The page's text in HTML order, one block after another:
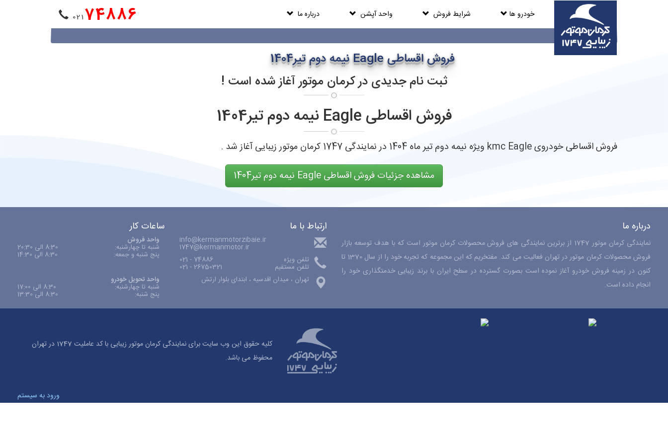
خودرو ها شرایط فروش واحد آپشن درباره ما 02174886
فروش اقساطی Eagle نیمه دوم تیر1404
ثبت نام جدیدی در کرمان موتور آغاز شده است !
فروش اقساطی Eagle نیمه دوم تیر1404
فروش اقساطی خودروی kmc Eagle ویژه نیمه دوم تیر ماه 1404 در نمایندگی 1747 کرمان موتور زیبایی آغاز شد .
مشاهده جزئیات فروش اقساطی Eagle نیمه دوم تیر1404
درباره ما
نمایندگی کرمان موتور 1747 از برترین نمایندگی های فروش محصولات کرمان موتور است که با هدف توسعه بازار
فروش محصولات کرمان موتور در تهران فعالیت می کند. مفتخریم که این مجموعه که تجربه خود را از سال 1370 تا
کنون در زمینه فروش خودرو آغاز نموده است بصورت گسترده در سطح ایران با برند زیبایی خدمتگذاری خود را
انجام داده است.
ارتباط با ما
info@kermanmotorzibaie.ir
1747@kermanmotor.ir
تلفن ویژه
74886 - 021
تلفن مستقیم
26750321 - 021
تهران ، میدان اقدسیه ، ابتدای بلوار ارتش
ساعات کار
واحد فروش
شنبه تا چهارشنبه: 8:30 الی 20:30
پنج شنبه و جمعه: 8:30 الی 14:30
واحد تحویل خودرو
شنبه تا چهارشنبه: 8:30 الی 17:00
پنج شنبه: 8:30 الی 13:30
کلیه حقوق این وب سایت برای نمایندگی کرمان موتور زیبایی با کد عاملیت 1747 در تهران
محفوظ می باشد.
ورود به سیستم